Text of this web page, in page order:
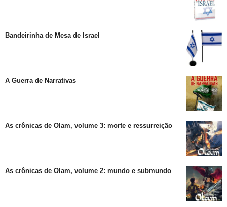
Bandeirinha de Mesa de Israel
A Guerra de Narrativas
As crônicas de Olam, volume 3: morte e ressurreição
As crônicas de Olam, volume 2: mundo e submundo